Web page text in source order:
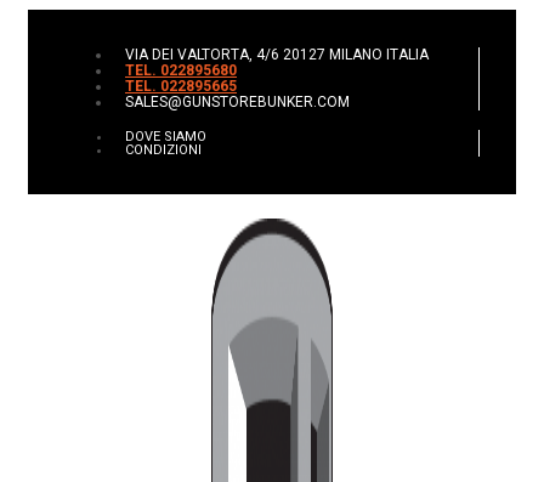
VIA DEI VALTORTA, 4/6 20127 MILANO ITALIA
TEL. 022895680
TEL. 022895665
SALES@GUNSTOREBUNKER.COM
DOVE SIAMO
CONDIZIONI